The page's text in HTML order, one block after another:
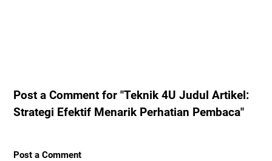
Post a Comment for "Teknik 4U Judul Artikel:
Strategi Efektif Menarik Perhatian Pembaca"
Post a Comment